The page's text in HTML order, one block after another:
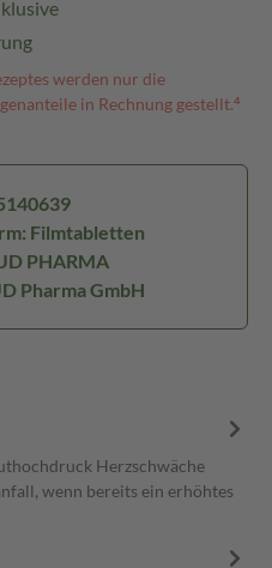
werden nur die
in Rechnung gestellt.⁴
Filmtabletten
PHARMA
Pharma GmbH
Herzschwäche
wenn bereits ein erhöhtes